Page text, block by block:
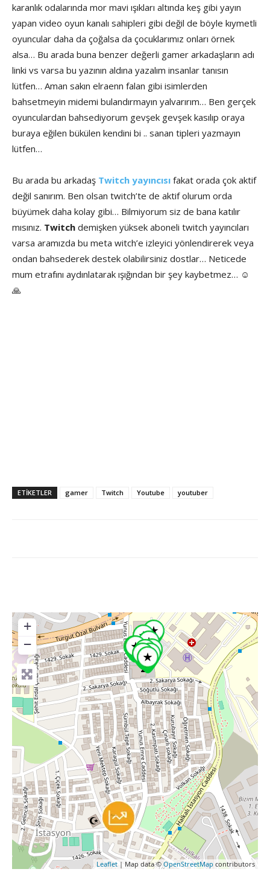
karanlık odalarında mor mavi ışıkları altında keş gibi yayın
yapan video oyun kanalı sahipleri gibi değil de böyle kıymetli
oyuncular daha da çoğalsa da çocuklarımız onları örnek
alsa… Bu arada buna benzer değerli gamer arkadaşların adı
linki vs varsa bu yazının aldına yazalım insanlar tanısın
lütfen… Aman sakın elraenn falan gibi isimlerden
bahsetmeyin midemi bulandırmayın yalvarırım… Ben gerçek
oyunculardan bahsediyorum gevşek gevşek kasılıp oraya
buraya eğilen bükülen kendini bi .. sanan tipleri yazmayın
lütfen…
Bu arada bu arkadaş Twitch yayıncısı fakat orada çok aktif
değil sanırım. Ben olsan twitch’te de aktif olurum orda
büyümek daha kolay gibi… Bilmiyorum siz de bana katılır
mısınız. Twitch demişken yüksek aboneli twitch yayıncıları
varsa aramızda bu meta witch’e izleyici yönlendirerek veya
ondan bahsederek destek olabilirsiniz dostlar… Neticede
mum etrafını aydınlatarak ışığından bir şey kaybetmez… ☺️
🙏
ETİKETLER gamer Twitch Youtube youtuber
+
−
Leaflet | Map data © OpenStreetMap contributors